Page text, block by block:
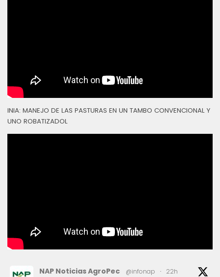
INIA: MANEJO DE LAS PASTURAS EN UN TAMBO CONVENCIONAL Y
UNO ROBATIZADOL
NAP Noticias AgroPec @infonap · 22h